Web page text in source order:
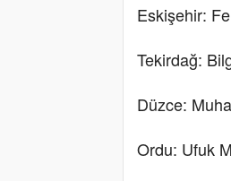
Eskişehir:
Tekirdağ:
Düzce:
Ordu: Ufuk